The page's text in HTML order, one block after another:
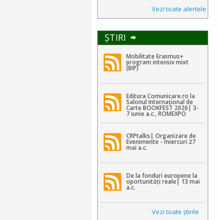
Vezi toate alertele
ŞTIRI
Mobilitate Erasmus+
program intensiv mixt
(BIP)
Editura Comunicare.ro la
Salonul Internațional de
Carte BOOKFEST 2026| 3-
7 iunie a.c., ROMEXPO
CRPtalks| Organizare de
Evenimente - miercuri 27
mai a.c.
De la fonduri europene la
oportunități reale| 13 mai
a.c.
Vezi toate ştirile